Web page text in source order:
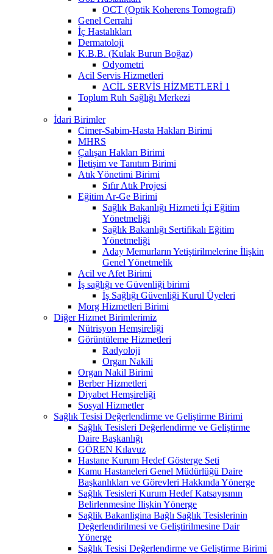
OCT (Optik Koherens Tomografi)
Genel Cerrahi
İç Hastalıkları
Dermatoloji
K.B.B. (Kulak Burun Boğaz)
Odyometri
Acil Servis Hizmetleri
ACİL SERVİS HİZMETLERİ 1
Toplum Ruh Sağlığı Merkezi
İdari Birimler
Cimer-Sabim-Hasta Hakları Birimi
MHRS
Çalışan Hakları Birimi
İletişim ve Tanıtım Birimi
Atık Yönetimi Birimi
Sıfır Atık Projesi
Eğitim Ar-Ge Birimi
Sağlık Bakanlığı Hizmeti İçi Eğitim
Yönetmeliği
Sağlık Bakanlığı Sertifikalı Eğitim
Yönetmeliği
Aday Memurların Yetiştirilmelerine İlişkin
Genel Yönetmelik
Acil ve Afet Birimi
İş sağlığı ve Güvenliği birimi
İş Sağlığı Güvenliği Kurul Üyeleri
Morg Hizmetleri Birimi
Diğer Hizmet Birimlerimiz
Nütrisyon Hemşireliği
Görüntüleme Hizmetleri
Radyoloji
Organ Nakili
Organ Nakil Birimi
Berber Hizmetleri
Diyabet Hemşireliği
Sosyal Hizmetler
Sağlık Tesisi Değerlendirme ve Geliştirme Birimi
Sağlık Tesisleri Değerlendirme ve Geliştirme
Daire Başkanlığı
GÖREN Kılavuz
Hastane Kurum Hedef Gösterge Seti
Kamu Hastaneleri Genel Müdürlüğü Daire
Başkanlıkları ve Görevleri Hakkında Yönerge
Sağlık Tesisleri Kurum Hedef Katsayısının
Belirlenmesine İlişkin Yönerge
Sağlik Bakanligina Bağlı Sağlık Tesislerinin
Değerlendirilmesi ve Geliştirilmesine Dair
Yönerge
Sağlık Tesisi Değerlendirme ve Geliştirme Birimi